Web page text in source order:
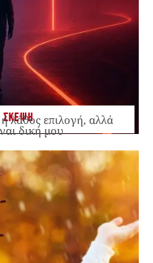
ΣΚΕΨΗ
λάθος επιλογή, αλλά
δική μου